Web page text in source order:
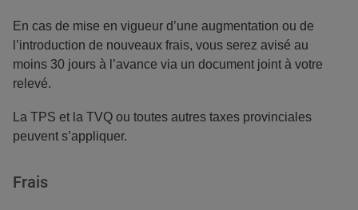
En cas de mise en vigueur d’une augmentation ou de
l’introduction de nouveaux frais, vous serez avisé au
moins 30 jours à l’avance via un document joint à votre
relevé.
La TPS et la TVQ ou toutes autres taxes provinciales
peuvent s’appliquer.
Frais